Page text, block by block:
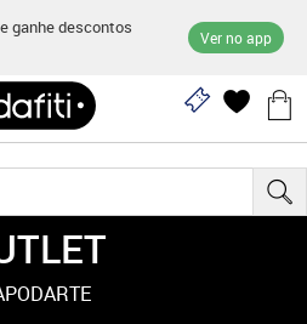
ganhe descontos
Ver no app